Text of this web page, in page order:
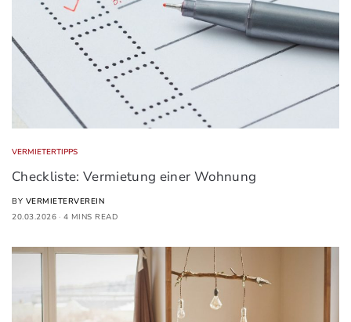
VERMIETERTIPPS
Checkliste: Vermietung einer Wohnung
BY VERMIETERVEREIN
20.03.2026
4 MINS READ